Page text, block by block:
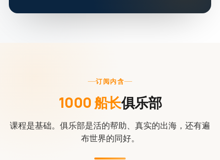
订阅内含
1000 船长俱乐部
课程是基础。俱乐部是活的帮助、真实的出海，还有遍
布世界的同好。